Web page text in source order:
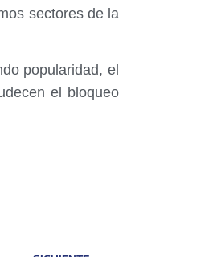
sectores de la
popularidad, el
el bloqueo